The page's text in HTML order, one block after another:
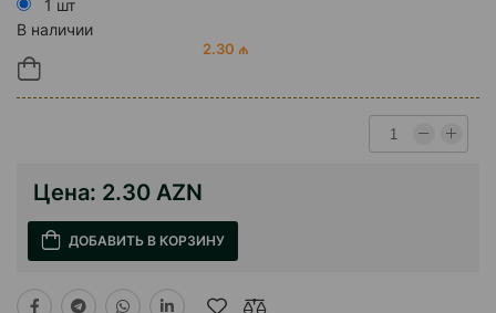
1 шт
В наличии
2.30 ₼
Цена: 2.30 AZN
ДОБАВИТЬ В КОРЗИНУ